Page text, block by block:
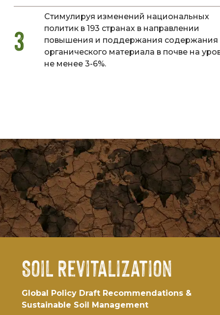
3
Стимулируя изменений национальных
политик в 193 странах в направлении
повышения и поддержания содержания
органического материала в почве на
не менее 3-6%.
Soil Revitalization
Global Policy Draft Recommendations &
Sustainable Soil Management